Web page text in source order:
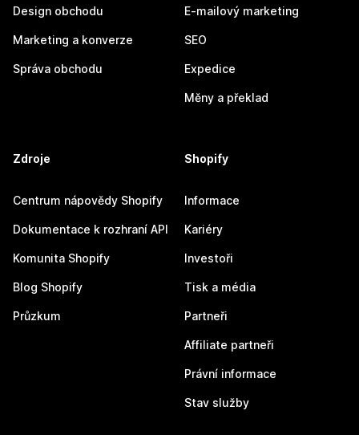
Design obchodu
Marketing a konverze
Správa obchodu
E-mailový marketing
SEO
Expedice
Měny a překlad
Zdroje
Centrum nápovědy Shopify
Dokumentace k rozhraní API
Komunita Shopify
Blog Shopify
Průzkum
Shopify
Informace
Kariéry
Investoři
Tisk a média
Partneři
Affiliate partneři
Právní informace
Stav služby